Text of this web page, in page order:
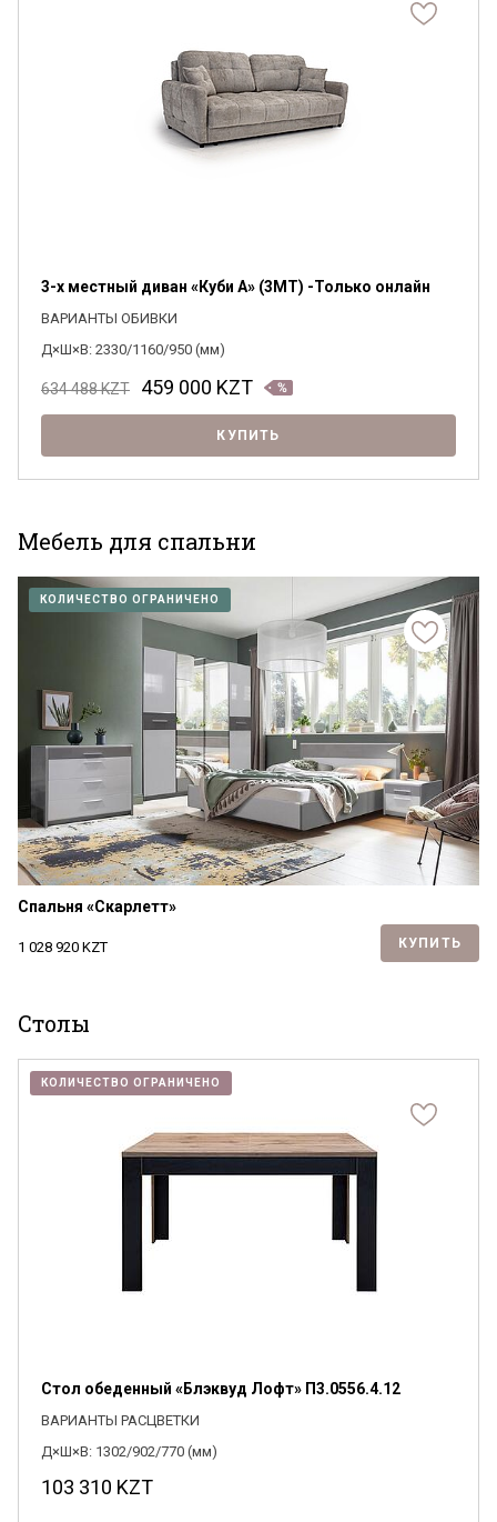
3-х местный диван «Куби А» (3MT) -Только онлайн
ВАРИАНТЫ ОБИВКИ
Д×Ш×В: 2330/1160/950 (мм)
634 488KZT 459 000 KZT
КУПИТЬ
Мебель для спальни
КОЛИЧЕСТВО ОГРАНИЧЕНО
Спальня «Скарлетт»
1 028 920 KZT КУПИТЬ
Столы
КОЛИЧЕСТВО ОГРАНИЧЕНО
Стол обеденный «Блэквуд Лофт» П3.0556.4.12
ВАРИАНТЫ РАСЦВЕТКИ
Д×Ш×В: 1302/902/770 (мм)
103 310 KZT